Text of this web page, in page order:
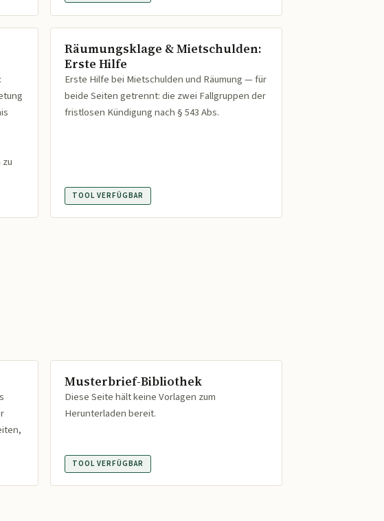
Räumungsklage & Mietschulden:
Erste Hilfe
Erste Hilfe bei Mietschulden und Räumung — für
beide Seiten getrennt: die zwei Fallgruppen der
fristlosen Kündigung nach § 543 Abs.
TOOL VERFÜGBAR
Musterbrief-Bibliothek
Diese Seite hält keine Vorlagen zum
Herunterladen bereit.
TOOL VERFÜGBAR